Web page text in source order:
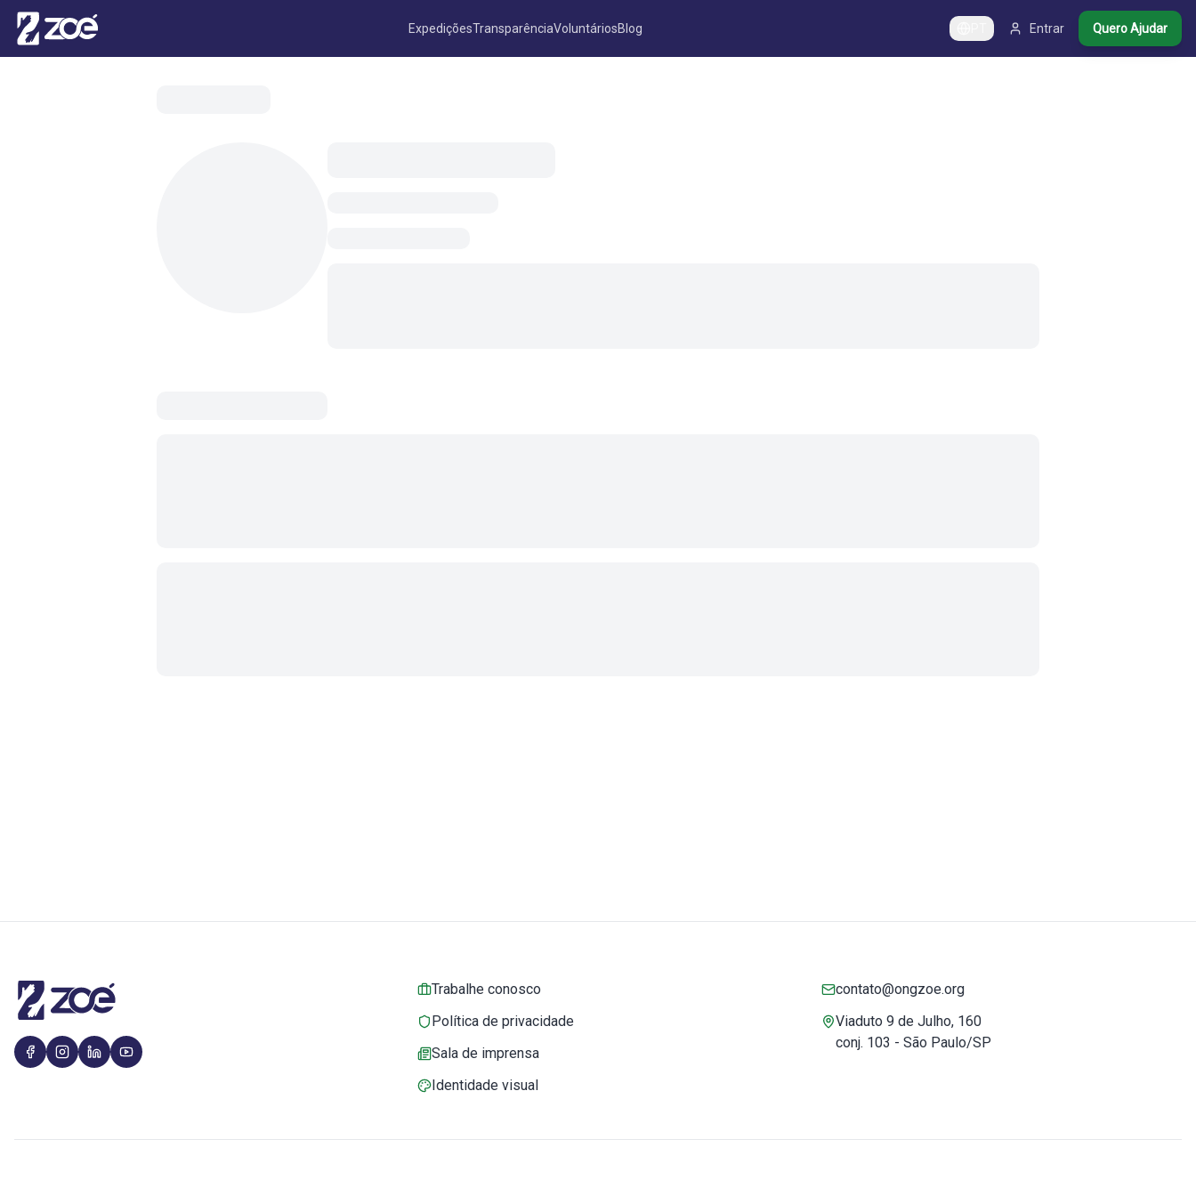
ExpediçõesTransparênciaVoluntáriosBlog Entrar Quero Ajudar
Trabalhe conosco
Política de privacidade
Sala de imprensa
Identidade visual
contato@ongzoe.org
Viaduto 9 de Julho, 160
conj. 103 - São Paulo/SP